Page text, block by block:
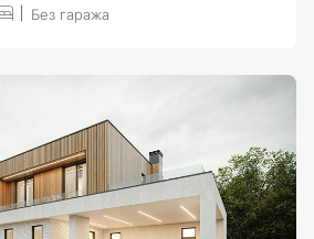
Без гаража